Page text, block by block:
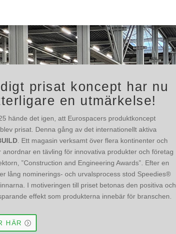
– användarna av
framgång och
utanför boxen.
prisat koncept har nu
en utmärkelse!
hände det igen, att Eurospacers produktkoncept
blev prisat. Denna gång av det internationellt aktiva
. Ett magasin verksamt över flera kontinenter och
anordnar en tävling för innovativa produkter och företag
”Construction and Engineering Awards”. Efter en
lång nominerings- och urvalsprocess stod Speedies®
I motiveringen till priset betonas den positiva och
effekt som produkterna innebär för branschen.
HÄR